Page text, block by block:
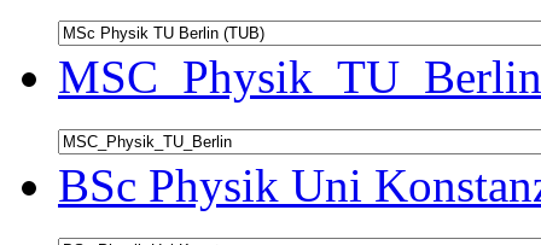
BSc Physik Uni